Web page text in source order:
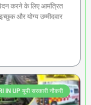
करने के लिए आमंत्रित
और योग्य उम्मीदवार
UP यूपी सरकारी नौकरी